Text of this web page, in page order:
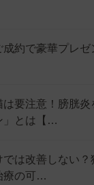
成約で豪華プレ
は要注意！膀胱
」とは【…
では改善しない
療の可…